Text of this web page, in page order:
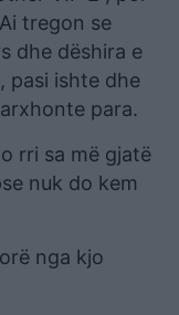
tregon se
dhe dëshira e
pasi ishte dhe
para.
rri sa më gjatë
nuk do kem
nga kjo